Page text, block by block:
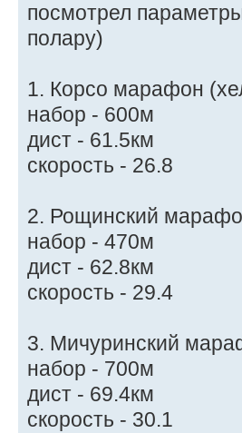
посмотрел
полару)
1. Корсо марафон
набор - 600м
дист - 61.5км
скорость - 26.8
2. Рощинский
набор - 470м
дист - 62.8км
скорость - 29.4
3. Мичуринский
набор - 700м
дист - 69.4км
скорость - 30.1